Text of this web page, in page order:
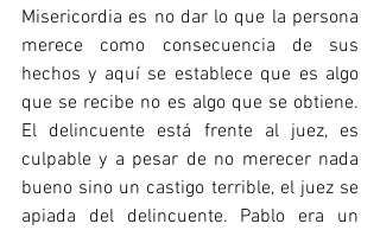
Misericordia es no dar lo que la persona
merece como consecuencia de sus
hechos y aquí se establece que es algo
que se recibe no es algo que se obtiene.
El delincuente está frente al juez, es
culpable y a pesar de no merecer nada
bueno sino un castigo terrible, el juez se
apiada del delincuente. Pablo era un